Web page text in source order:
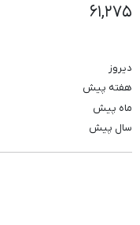
۶۱,۲۷۵
دیروز
هفته پیش
ماه پیش
سال پیش